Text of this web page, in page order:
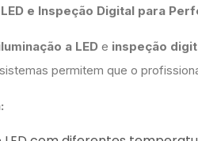
e Inspeção Digital para
a LED e inspeção
permitem que o